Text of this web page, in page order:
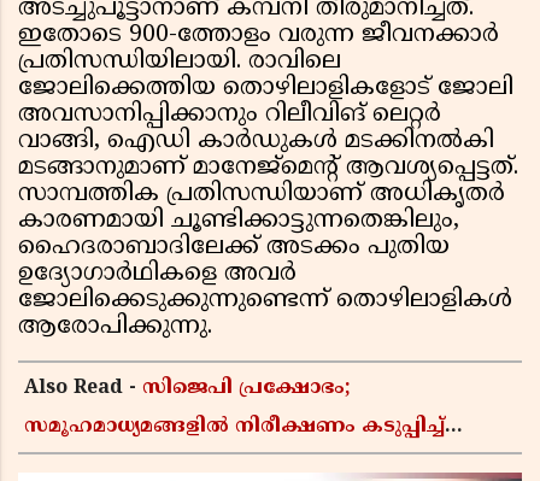
അടച്ചുപൂട്ടാനാണ് കമ്പനി തീരുമാനിച്ചത്.
ഇതോടെ 900-ത്തോളം വരുന്ന ജീവനക്കാർ
പ്രതിസന്ധിയിലായി. രാവിലെ
ജോലിക്കെത്തിയ തൊഴിലാളികളോട് ജോലി
അവസാനിപ്പിക്കാനും റിലീവിങ് ലെറ്റർ
വാങ്ങി, ഐഡി കാർഡുകൾ മടക്കിനൽകി
മടങ്ങാനുമാണ് മാനേജ്മെൻ്റ് ആവശ്യപ്പെട്ടത്.
സാമ്പത്തിക പ്രതിസന്ധിയാണ് അധികൃതർ
കാരണമായി ചൂണ്ടിക്കാട്ടുന്നതെങ്കിലും,
ഹൈദരാബാദിലേക്ക് അടക്കം പുതിയ
ഉദ്യോഗാർഥികളെ അവർ
ജോലിക്കെടുക്കുന്നുണ്ടെന്ന് തൊഴിലാളികൾ
ആരോപിക്കുന്നു.
Also Read - സിജെപി പ്രക്ഷോഭം;
സമൂഹമാധ്യമങ്ങളിൽ നിരീക്ഷണം കടുപ്പിച്ച്